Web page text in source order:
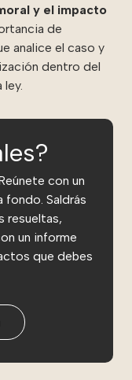
y el impacto
de
analice el caso y
dentro del
con un
fondo. Saldrás
resueltas,
un informe
que debes